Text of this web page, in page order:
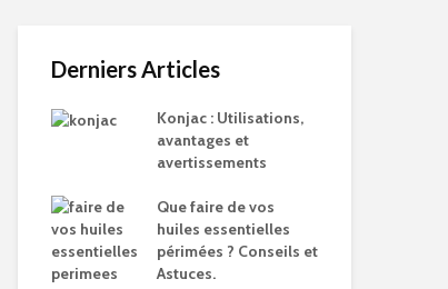
Derniers Articles
Konjac : Utilisations,
avantages et
avertissements
Que faire de vos
huiles essentielles
périmées ? Conseils et
Astuces.